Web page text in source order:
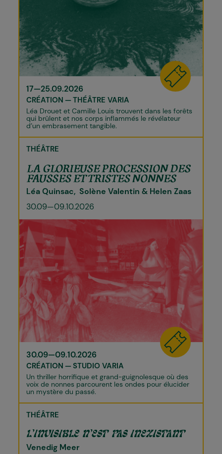
17—25.09.2026
CRÉATION THÉÂTRE VARIA
Léa Drouet et Camille Louis trouvent dans les forêts
qui brûlent et nos corps inflammés le révélateur
d’un embrasement tangible.
THÉÂTRE
LA GLORIEUSE PROCESSION DES
FAUSSES ET TRISTES NONNES
Léa Quinsac
Solène Valentin & Helen Zaas
30.09—09.10.2026
30.09—09.10.2026
CRÉATION STUDIO VARIA
Un thriller horrifique et grand-guignolesque où des
voix de nonnes parcourent les ondes pour élucider
un mystère du passé.
THÉÂTRE
L’INVISIBLE N’EST PAS INEXISTANT
Venedig Meer